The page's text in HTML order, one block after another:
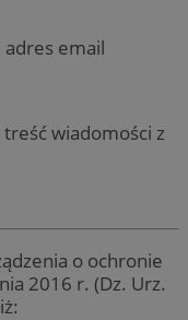
email
wiadomości z
o ochronie
2016 r. (Dz. Urz.